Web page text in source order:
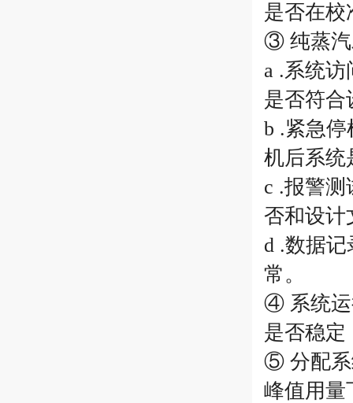
是否在校
③ 纯蒸汽
a .系统
是否符合
b .紧急
机后系统
c .报警
否和设计
d .数据
常。
④ 系统运
是否稳定
⑤ 分配系
峰值用量